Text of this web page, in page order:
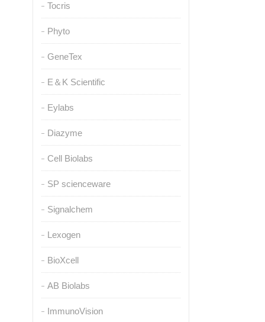
Tocris
Phyto
GeneTex
E＆K Scientific
Eylabs
Diazyme
Cell Biolabs
SP scienceware
Signalchem
Lexogen
BioXcell
AB Biolabs
ImmunoVision